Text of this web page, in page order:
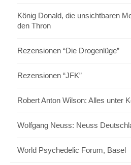
König Donald, die unsichtbaren
den Thron
Rezensionen “Die Drogenlüge”
Rezensionen “JFK”
Robert Anton Wilson: Alles unter
Wolfgang Neuss: Neuss
World Psychedelic Forum, Basel